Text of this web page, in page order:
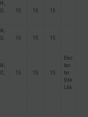
15 15 15
15 15 15
15 15 15
Đào
tạo
tại
Đắk
Lắk